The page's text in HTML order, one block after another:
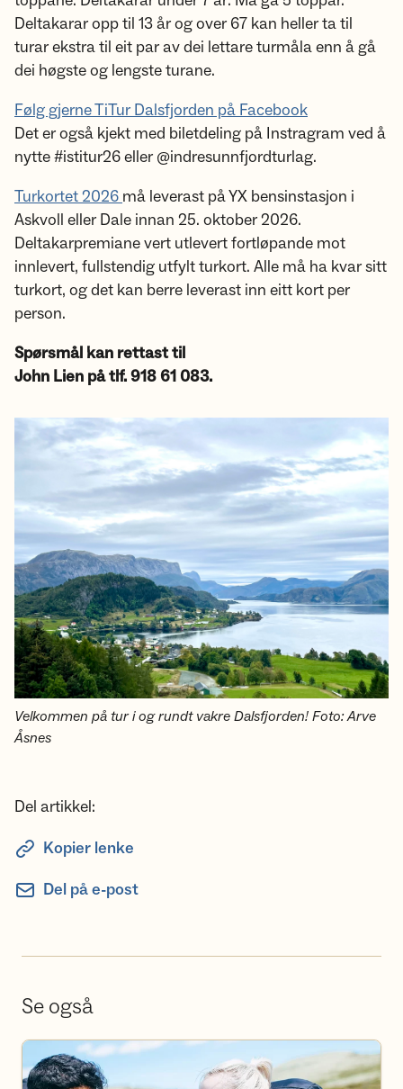
Deltakarar opp til 13 år og over 67 kan heller ta til
turar ekstra til eit par av dei lettare turmåla enn å gå
dei høgste og lengste turane.
Følg gjerne TiTur Dalsfjorden på Facebook
Det er også kjekt med biletdeling på Instragram ved å
nytte #istitur26 eller @indresunnfjordturlag.
Turkortet 2026 må leverast på YX bensinstasjon i
Askvoll eller Dale innan 25. oktober 2026.
Deltakarpremiane vert utlevert fortløpande mot
innlevert, fullstendig utfylt turkort. Alle må ha kvar sitt
turkort, og det kan berre leverast inn eitt kort per
person.
Spørsmål kan rettast til
John Lien på tlf. 918 61 083.
Velkommen på tur i og rundt vakre Dalsfjorden! Foto: Arve
Åsnes
Del artikkel:
Kopier lenke
Del på e-post
Se også
Bli frivillig